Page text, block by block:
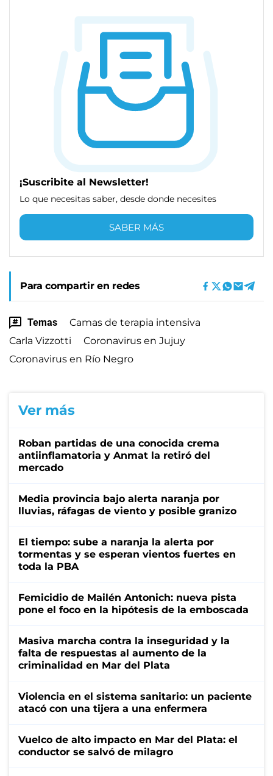
¡Suscribite al Newsletter!
Lo que necesitas saber, desde donde necesites
SABER MÁS
Para compartir en redes
Temas
Camas de terapia intensiva
Carla Vizzotti
Coronavirus en Jujuy
Coronavirus en Río Negro
Ver más
Roban partidas de una conocida crema
antiinflamatoria y Anmat la retiró del
mercado
Media provincia bajo alerta naranja por
lluvias, ráfagas de viento y posible granizo
El tiempo: sube a naranja la alerta por
tormentas y se esperan vientos fuertes en
toda la PBA
Femicidio de Mailén Antonich: nueva pista
pone el foco en la hipótesis de la emboscada
Masiva marcha contra la inseguridad y la
falta de respuestas al aumento de la
criminalidad en Mar del Plata
Violencia en el sistema sanitario: un paciente
atacó con una tijera a una enfermera
Vuelco de alto impacto en Mar del Plata: el
conductor se salvó de milagro